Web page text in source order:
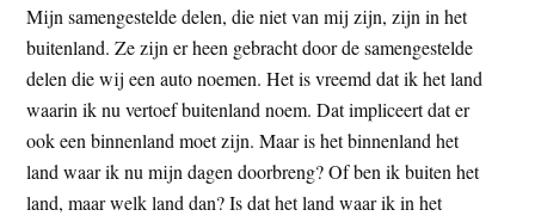
i
t
e
z
e
s
i
t
e
Mijn samengestelde delen, die niet van mij zijn, zijn in het
buitenland. Ze zijn er heen gebracht door de samengestelde
delen die wij een auto noemen. Het is vreemd dat ik het land
waarin ik nu vertoef buitenland noem. Dat impliceert dat er
ook een binnenland moet zijn. Maar is het binnenland het
land waar ik nu mijn dagen doorbreng? Of ben ik buiten het
land, maar welk land dan? Is dat het land waar ik in het